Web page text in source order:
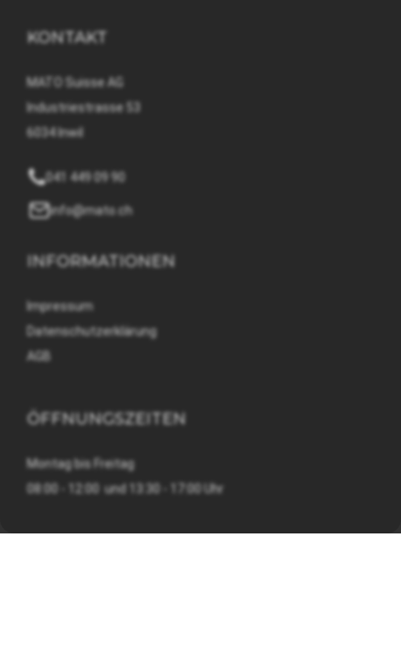
KONTAKT
MATO Suisse AG
Industriestrasse 53
6034 Inwil
041 449 09 90
info@mato.ch
INFORMATIONEN
Impressum
Datenschutzerklärung
AGB
ÖFFNUNGSZEITEN
Montag bis Freitag
08:00 - 12:00 und 13:30 - 17:00 Uhr